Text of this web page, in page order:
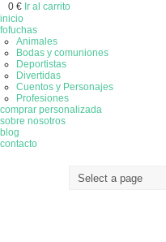
0 € Ir al carrito
inicio
fofuchas
Animales
Bodas y comuniones
Deportistas
Divertidas
Cuentos y Personajes
Profesiones
comprar personalizada
sobre nosotros
blog
contacto